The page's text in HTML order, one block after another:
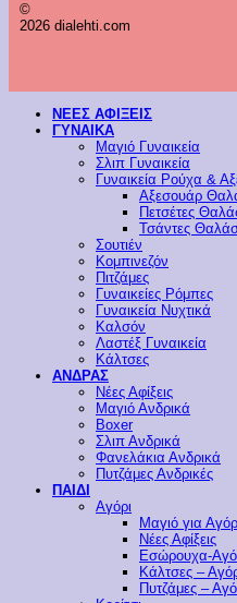
©
2026 dialehti.com
ΝΕΕΣ ΑΦΙΞΕΙΣ
ΓΥΝΑΙΚΑ
Μαγιό Γυναικεία
Σλιπ Γυναικεία
Γυναικεία Ρούχα &
Αξεσουάρ
Πετσέτες
Τσάντες
Σουτιέν
Κομπινεζόν
Πιτζάμες
Γυναικείες Ρόμπες
Γυναικεία Νυχτικά
Καλσόν
Λαστέξ Γυναικεία
Κάλτσες
ΑΝΔΡΑΣ
Νέες Αφίξεις
Μαγιό Ανδρικά
Boxer
Σλιπ Ανδρικά
Φανελάκια Ανδρικά
Πυτζάμες Ανδρικές
ΠΑΙΔΙ
Αγόρι
Μαγιό για
Νέες Αφίξεις
Εσώρουχα-
Κάλτσες –
Πυτζάμες –